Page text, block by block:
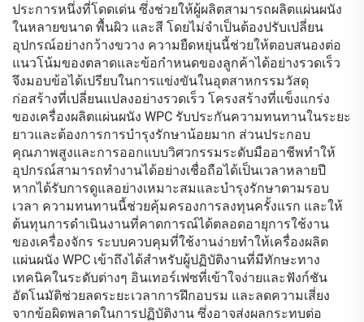
ประการหนึ่งที่โดดเด่น ซึ่งช่วยให้ผู้ผลิตสามารถผลิตแผ่นผนัง
ในหลายขนาด พื้นผิว และสี โดยไม่จำเป็นต้องปรับเปลี่ยน
อุปกรณ์อย่างกว้างขวาง ความยืดหยุ่นนี้ช่วยให้ตอบสนองต่อ
แนวโน้มของตลาดและข้อกำหนดของลูกค้าได้อย่างรวดเร็ว
จึงมอบข้อได้เปรียบในการแข่งขันในอุตสาหกรรมวัสดุ
ก่อสร้างที่เปลี่ยนแปลงอย่างรวดเร็ว โครงสร้างที่แข็งแกร่ง
ของเครื่องผลิตแผ่นผนัง WPC รับประกันความทนทานในระยะ
ยาวและต้องการการบำรุงรักษาน้อยมาก ส่วนประกอบ
คุณภาพสูงและการออกแบบวิศวกรรมระดับมืออาชีพทำให้
อุปกรณ์สามารถทำงานได้อย่างเชื่อถือได้เป็นเวลาหลายปี
หากได้รับการดูแลอย่างเหมาะสมและบำรุงรักษาตามรอบ
เวลา ความทนทานนี้ช่วยคุ้มครองการลงทุนครั้งแรก และให้
ต้นทุนการดำเนินงานที่คาดการณ์ได้ตลอดอายุการใช้งาน
ของเครื่องจักร ระบบควบคุมที่ใช้งานง่ายทำให้เครื่องผลิต
แผ่นผนัง WPC เข้าถึงได้สำหรับผู้ปฏิบัติงานที่มีทักษะทาง
เทคนิคในระดับต่างๆ อินเทอร์เฟซที่เข้าใจง่ายและฟังก์ชัน
อัตโนมัติช่วยลดระยะเวลาการฝึกอบรม และลดความเสี่ยง
จากข้อผิดพลาดในการปฏิบัติงาน ซึ่งอาจส่งผลกระทบต่อ